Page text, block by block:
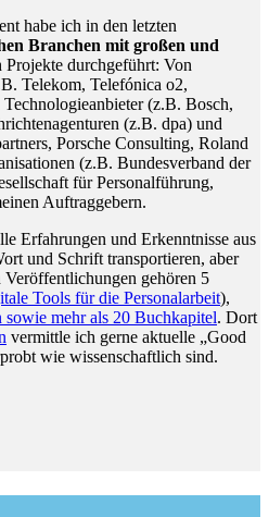
habe ich in den letzten
Branchen mit großen und
Projekte durchgeführt: Von
Telekom, Telefónica o2,
(z.B. Bosch,
(z.B. dpa) und
Porsche Consulting, Roland
(z.B. Bundesverband der
für Personalführung,
Auftraggebern.
Erfahrungen und Erkenntnisse aus
und Schrift transportieren, aber
gehören 5
Tools für die Personalarbeit),
mehr als 20 Buchkapitel. Dort
vermittle ich gerne aktuelle „Good
wie wissenschaftlich sind.